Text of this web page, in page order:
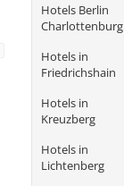
Hotels Berlin
Charlottenburg
Hotels in
Friedrichshain
Hotels in
Kreuzberg
Hotels in
Lichtenberg